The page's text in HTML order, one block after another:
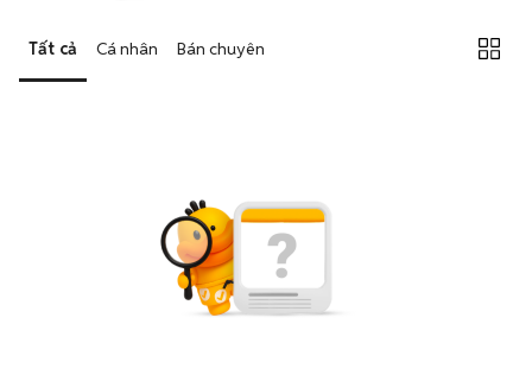
Tất cả Cá nhân Bán chuyên